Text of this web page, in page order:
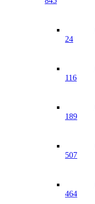
24
116
189
507
464